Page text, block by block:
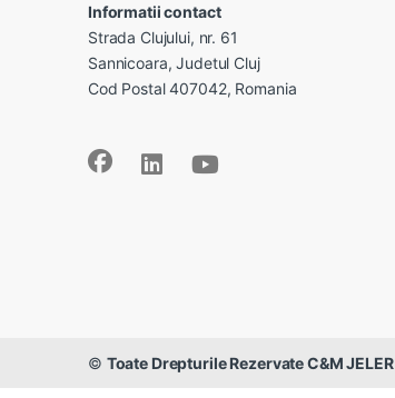
Informatii contact
Strada Clujului, nr. 61
Sannicoara, Judetul Cluj
Cod Postal 407042, Romania
© Toate Drepturile Rezervate C&M JELER